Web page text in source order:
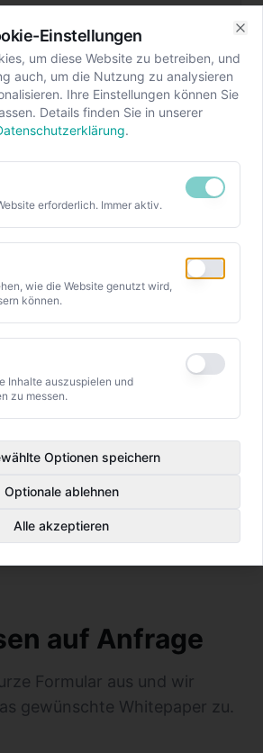
für einen
beim Übergang
mit den AQAP-
Fallstudie
bei
groß angelegten
Teams in 4 europäischen
nachgearbeitet mit 99,8 %
auf Anfrage
Formular aus und wir
gewünschte Whitepaper zu.
Einstellungen
um diese Website zu betreiben, und
auch, um die Nutzung zu analysieren
Ihre Einstellungen können Sie
Details finden Sie in unserer
.
erforderlich. Immer aktiv.
wie die Website genutzt wird,
können.
Inhalte auszuspielen und
zu messen.
Optionen speichern
Optionale ablehnen
Alle akzeptieren